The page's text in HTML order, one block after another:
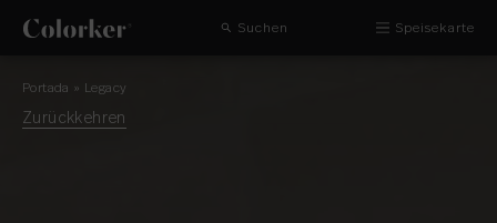
Suchen Speisekarte
Portada » Legacy
Zurückkehren